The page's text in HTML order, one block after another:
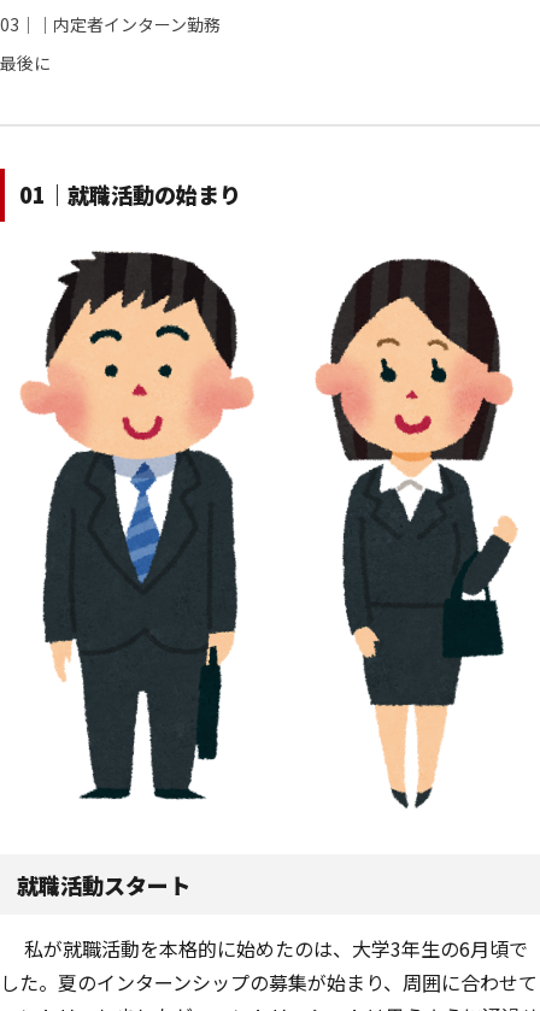
03｜｜内定者インターン勤務
最後に
01｜就職活動の始まり
就職活動スタート
私が就職活動を本格的に始めたのは、大学3年生の6月頃で
した。夏のインターンシップの募集が始まり、周囲に合わせて